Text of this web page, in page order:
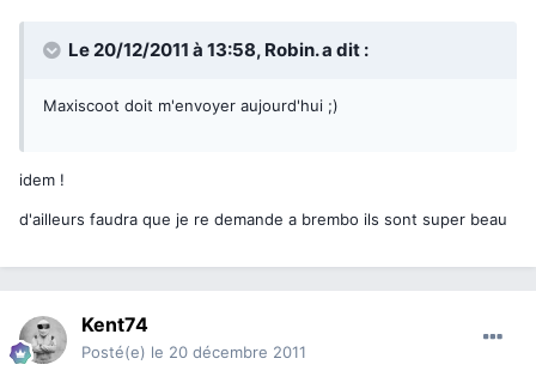
Le 20/12/2011 à 13:58, Robin. a dit :
Maxiscoot doit m'envoyer aujourd'hui ;)
idem !
d'ailleurs faudra que je re demande a brembo ils sont super beau
Kent74
Posté(e) le 20 décembre 2011